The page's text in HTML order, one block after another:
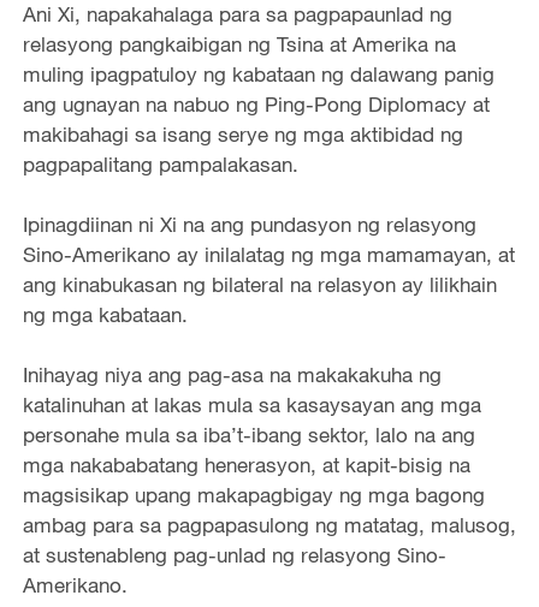
Ani Xi, napakahalaga para sa pagpapaunlad ng
relasyong pangkaibigan ng Tsina at Amerika na
muling ipagpatuloy ng kabataan ng dalawang panig
ang ugnayan na nabuo ng Ping-Pong Diplomacy at
makibahagi sa isang serye ng mga aktibidad ng
pagpapalitang pampalakasan.
Ipinagdiinan ni Xi na ang pundasyon ng relasyong
Sino-Amerikano ay inilalatag ng mga mamamayan, at
ang kinabukasan ng bilateral na relasyon ay lilikhain
ng mga kabataan.
Inihayag niya ang pag-asa na makakakuha ng
katalinuhan at lakas mula sa kasaysayan ang mga
personahe mula sa iba’t-ibang sektor, lalo na ang
mga nakababatang henerasyon, at kapit-bisig na
magsisikap upang makapagbigay ng mga bagong
ambag para sa pagpapasulong ng matatag, malusog,
at sustenableng pag-unlad ng relasyong Sino-
Amerikano.